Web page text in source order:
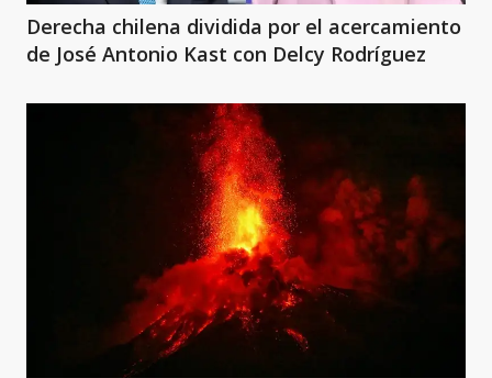
Derecha chilena dividida por el acercamiento
de José Antonio Kast con Delcy Rodríguez